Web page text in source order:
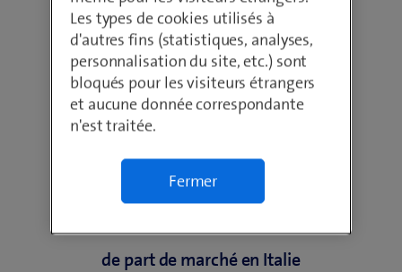
En savoir plus sur Fastweb + Vodafone
Indicateurs-clés
26%
de part de marché en Italie
Les types de cookies utilisés à
d'autres fins (statistiques, analyses,
personnalisation du site, etc.) sont
bloqués pour les visiteurs étrangers
et aucune donnée correspondante
n'est traitée.
Fermer